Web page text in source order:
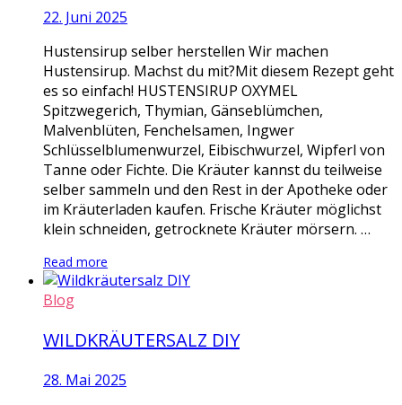
22. Juni 2025
Hustensirup selber herstellen Wir machen
Hustensirup. Machst du mit?Mit diesem Rezept geht
es so einfach! HUSTENSIRUP OXYMEL
Spitzwegerich, Thymian, Gänseblümchen,
Malvenblüten, Fenchelsamen, Ingwer
Schlüsselblumenwurzel, Eibischwurzel, Wipferl von
Tanne oder Fichte. Die Kräuter kannst du teilweise
selber sammeln und den Rest in der Apotheke oder
im Kräuterladen kaufen. Frische Kräuter möglichst
klein schneiden, getrocknete Kräuter mörsern. …
Read more
Blog
WILDKRÄUTERSALZ DIY
28. Mai 2025